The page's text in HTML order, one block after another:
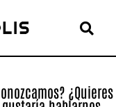
¿Quieres